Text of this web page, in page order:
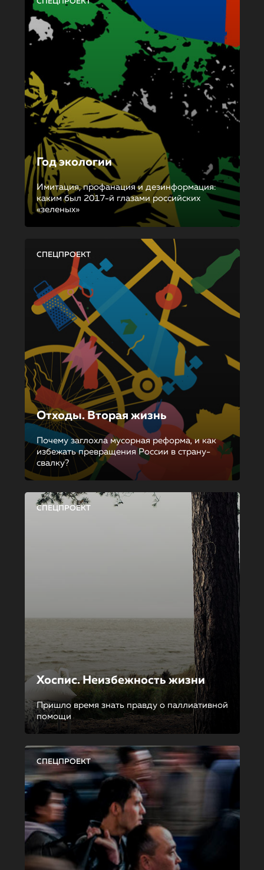
Год экологии
Имитация, профанация и дезинформация:
каким был 2017-й глазами российских
«зеленых»
СПЕЦПРОЕКТ
Отходы. Вторая жизнь
Почему заглохла мусорная реформа, и как
избежать превращения России в страну-
свалку?
СПЕЦПРОЕКТ
Хоспис. Неизбежность жизни
Пришло время знать правду о паллиативной
помощи
СПЕЦПРОЕКТ